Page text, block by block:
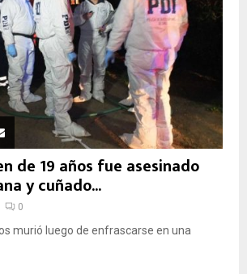
de 19 años fue asesinado
y cuñado...
0
murió luego de enfrascarse en una